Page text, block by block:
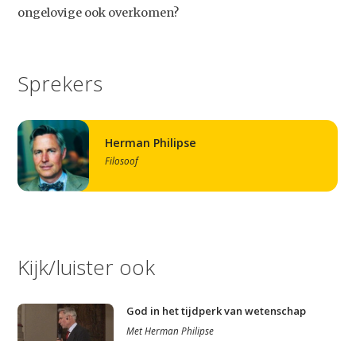
ongelovige ook overkomen?
Sprekers
Herman Philipse
Filosoof
Kijk/luister ook
God in het tijdperk van wetenschap
MetHerman Philipse